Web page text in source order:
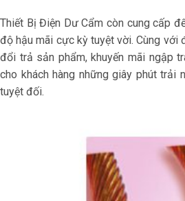
Thiết Bị Điện Dư Cẩm còn cung cấp
độ hậu mãi cực kỳ tuyệt vời. Cùng với
đổi trả sản phẩm, khuyến mãi ngập
cho khách hàng những giây phút trải
tuyệt đối.